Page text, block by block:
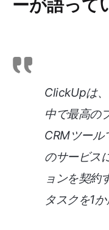
ClickUpは
中で最高の
CRMツール
のサービス
ョンを契約
タスクを1